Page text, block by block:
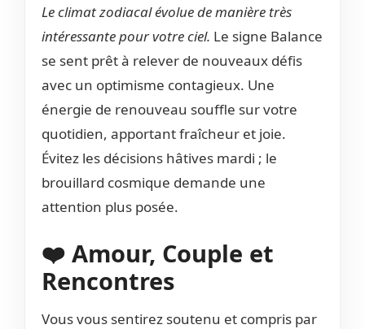
Le climat zodiacal évolue de manière très
intéressante pour votre ciel. Le signe Balance
se sent prêt à relever de nouveaux défis
avec un optimisme contagieux. Une
énergie de renouveau souffle sur votre
quotidien, apportant fraîcheur et joie.
Évitez les décisions hâtives mardi ; le
brouillard cosmique demande une
attention plus posée.
❤️ Amour, Couple et
Rencontres
Vous vous sentirez soutenu et compris par